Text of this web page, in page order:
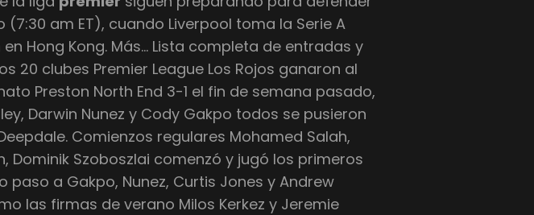
am ET), cuando Liverpool toma la Serie A
Hong Kong. Más… Lista completa de entradas y
20 clubes Premier League Los Rojos ganaron al
Preston North End 3-1 el fin de semana pasado,
Darwin Nunez y Cody Gakpo todos se pusieron
Comienzos regulares Mohamed Salah,
Dominik Szoboszlai comenzó y jugó los primeros
paso a Gakpo, Nunez, Curtis Jones y Andrew
las firmas de verano Milos Kerkez y Jeremie